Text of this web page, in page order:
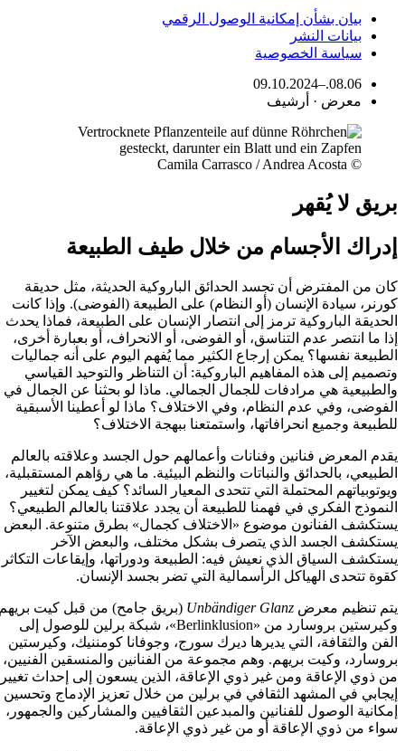
بيان بشأن إمكانية الوصول الرقمي
بيانات النشر
سياسة الخصوصية
08.06.–09.10.2024
معرض · أرشيف
© Camila Carrasco / Andrea Acosta
بريق لا يُقهر
إدراك الأجسام من خلال طيف الطبيعة
كان من المفترض أن تجسد الحدائق الباروكية الحديثة، مثل حديقة
كورنر، سيادة الإنسان (أو النظام) على الطبيعة (الفوضى). وإذا كانت
الحديقة الباروكية ترمز إلى انتصار الإنسان على الطبيعة، فماذا يحدث
إذا ما انتصر عدم التناسق، أو الفوضى، أو الانحراف، أو بعبارة أخرى،
الطبيعة نفسها؟ يمكن إرجاع الكثير مما يُفهم اليوم على أنه جماليات
وتصميم إلى هذه المفاهيم الباروكية: أن التناظر والتوحيد القياسي
والطبيعية هي مرادفات للجمال الجمالي. ماذا لو بحثنا عن الجمال في
الفوضى، وفي عدم النظام، وفي الاختلاف؟ ماذا لو أعطينا الأسبقية
للطبيعة وجميع انحرافاتها، واستمتعنا ببهجة الاختلاف؟
يقدم المعرض فنانين وفنانات وأعمالهم حول الجسد وعلاقته بالعالم
الطبيعي، بالحدائق والنباتات والنظم البيئية. ما هي رؤاهم المستقبلية،
ويوتوبياتهم المحتملة التي تتحدى المعيار السائد؟ كيف يمكن لتغيير
النموذج الفكري في فهمنا للطبيعة أن يجدد علاقتنا بالعالم الطبيعي؟
يستكشف الفنانون موضوع «الاختلاف كجمال» بطرق متنوعة. البعض
يستكشف الجسد الذي يتصرف بشكل مختلف، والبعض الآخر
يستكشف السياق الذي نعيش فيه: الطبيعة ودوراتها، وإيقاعات التكاثر
كقوة تتحدى الهياكل الرأسمالية التي تضر بجسد الإنسان.
يتم تنظيم معرض Unbändiger Glanz(بريق جامح) من قبل كيت بريهم
وكيرستين بروسارد من «Berlinklusion»، شبكة برلين للوصول إلى
الفن والثقافة، التي يديرها ديرك سورج، وجوفانا كومننيك، وكيرستين
بروسارد، وكيت بريهم. وهم مجموعة من الفنانين والمنسقين الفنيين،
من ذوي الإعاقة ومن غير ذوي الإعاقة، الذين يسعون إلى إحداث تغيير
إيجابي في المشهد الثقافي في برلين من خلال تعزيز الإدماج وتحسين
إمكانية الوصول للفنانين والمبدعين الثقافيين والمشاركين والجمهور،
سواء من ذوي الإعاقة أو من غير ذوي الإعاقة.